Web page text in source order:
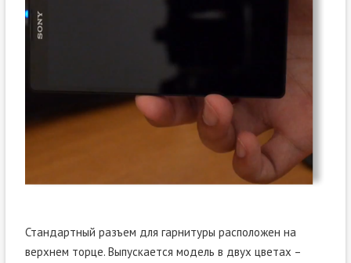
Стандартный разъем для гарнитуры расположен на
верхнем торце. Выпускается модель в двух цветах –